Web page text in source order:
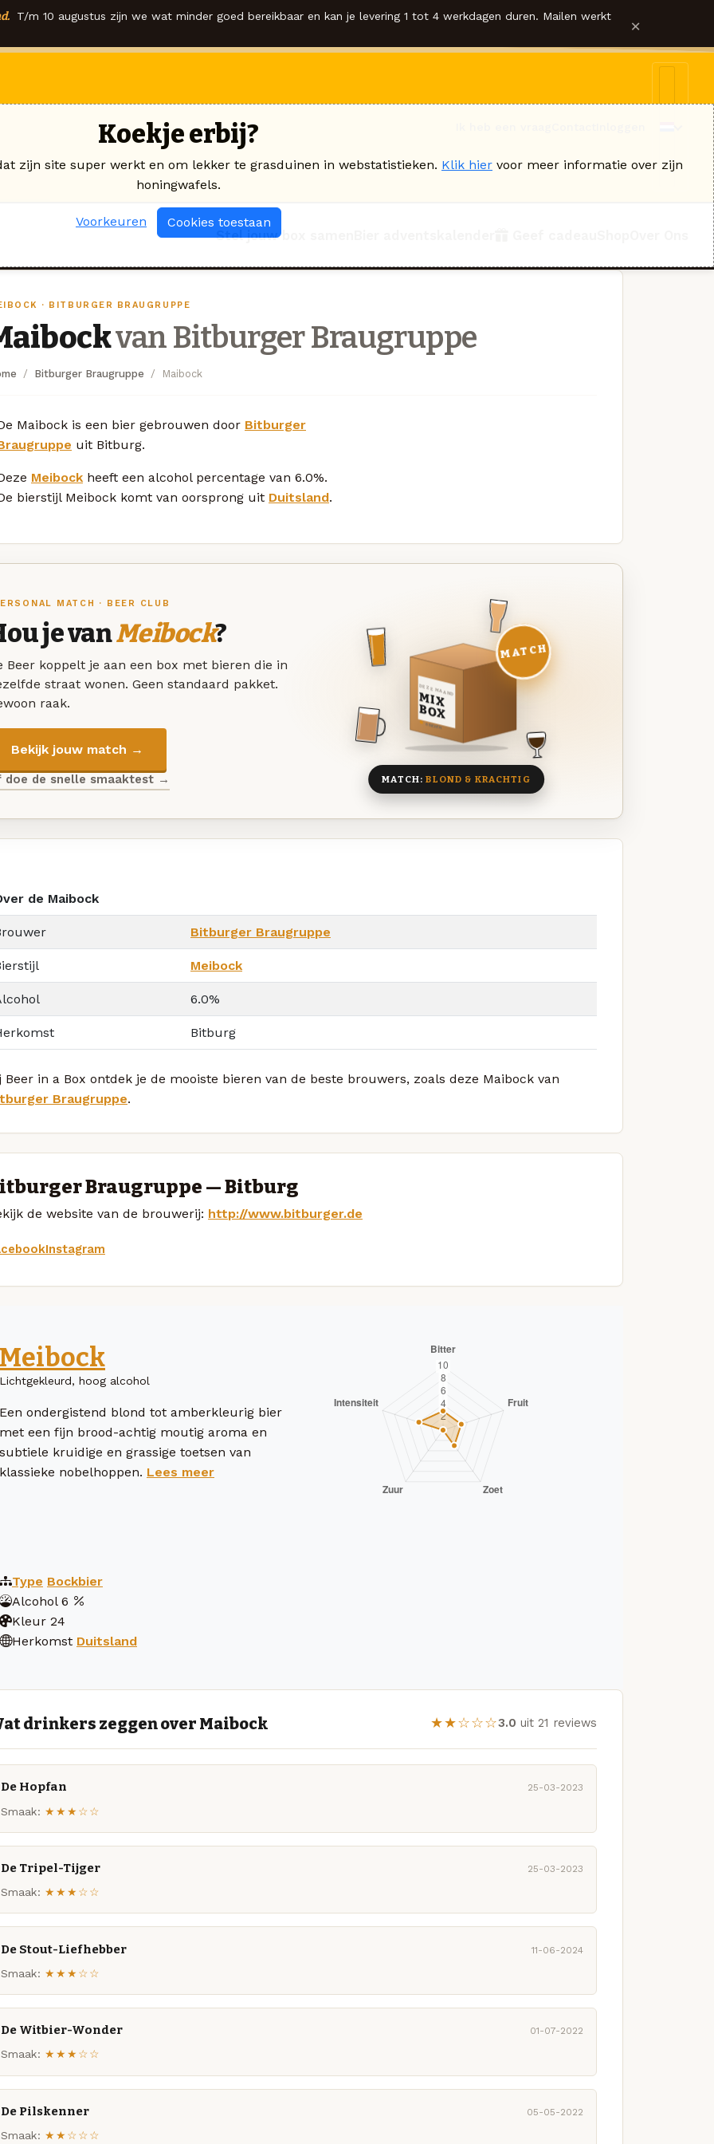
T/m 10 augustus zijn we wat minder goed bereikbaar en kan je levering 1 tot 4 werkdagen duren. Mailen werkt ×
Stel jouw box samen
· BITBURGER BRAUGRUPPE
van Bitburger Braugruppe
Bitburger Braugruppe Maibock
Maibock is een bier gebrouwen door Bitburger
uit Bitburg.
Meibock heeft een alcohol percentage van 6.0%.
bierstijl Meibock komt van oorsprong uit Duitsland.
MATCH · BEER CLUB
je vanMeibock?
Beer koppelt je aan een box met bieren die in
straat wonen. Geen standaard pakket.
raak.
Bekijk jouw match →
doe de snelle smaaktest →
DEZE MAAND
MIX
BOX
8 BIEREN
MATCH
MATCH:BLOND & KRACHTIG
de Maibock
Bitburger Braugruppe
Meibock
6.0%
Bitburg
Beer in a Box ontdek je de mooiste bieren van de beste brouwers, zoals deze Maibock van
Braugruppe.
Braugruppe — Bitburg
de website van de brouwerij: http://www.bitburger.de
Instagram
Meibock
Lichtgekleurd, hoog alcohol
Een ondergistend blond tot amberkleurig bier
met een fijn brood-achtig moutig aroma en
subtiele kruidige en grassige toetsen van
klassieke nobelhoppen. Lees meer
Type Bockbier
Alcohol 6
Kleur 24
Herkomst Duitsland
drinkers zeggen over Maibock ★★☆☆☆3.0 uit 21 reviews
De Hopfan 25-03-2023
Smaak: ★★★☆☆
De Tripel-Tijger 25-03-2023
Smaak: ★★★☆☆
De Stout-Liefhebber 11-06-2024
Smaak: ★★★☆☆
De Witbier-Wonder 01-07-2022
Smaak: ★★★☆☆
De Pilskenner 05-05-2022
Smaak: ★★☆☆☆
Koekje erbij?
zijn site super werkt en om lekker te grasduinen in webstatistieken. Klik hier voor meer informatie over zijn
honingwafels.
Voorkeuren Cookies toestaan